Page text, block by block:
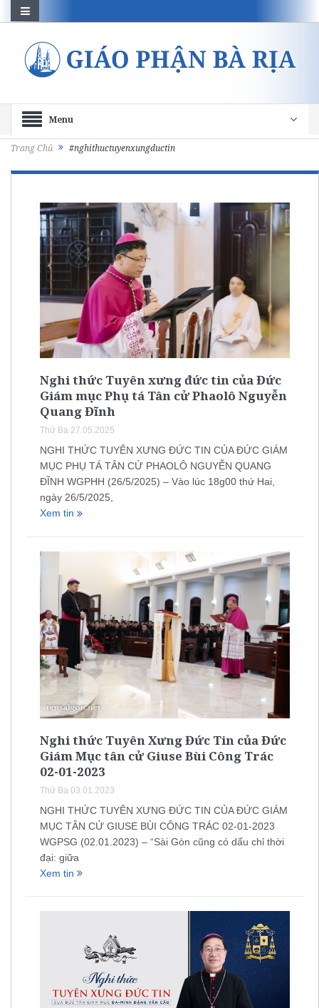
Menu
Trang Chủ #nghithuctuyenxungductin
Nghi thức Tuyên xưng đức tin của Đức
Giám mục Phụ tá Tân cử Phaolô Nguyễn
Quang Đĩnh
Thứ Ba 27.05.2025
NGHI THỨC TUYÊN XƯNG ĐỨC TIN CỦA ĐỨC GIÁM
MỤC PHỤ TÁ TÂN CỬ PHAOLÔ NGUYỄN QUANG
ĐĨNH WGPHH (26/5/2025) – Vào lúc 18g00 thứ Hai,
ngày 26/5/2025,
Xem tin
Nghi thức Tuyên Xưng Đức Tin của Đức
Giám Mục tân cử Giuse Bùi Công Trác
02-01-2023
Thứ Ba 03.01.2023
NGHI THỨC TUYÊN XƯNG ĐỨC TIN CỦA ĐỨC GIÁM
MỤC TÂN CỬ GIUSE BÙI CÔNG TRÁC 02-01-2023
WGPSG (02.01.2023) – “Sài Gòn cũng có dấu chỉ thời
đại: giữa
Xem tin